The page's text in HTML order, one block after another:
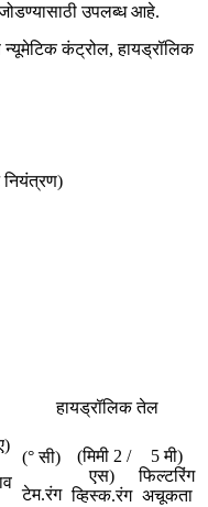
उपलब्ध आहे.
कंट्रोल, हायड्रॉलिक
नियंत्रण)
हायड्रॉलिक तेल
(° सी)
टेम.रंग
(मिमी 2 /
एस)
व्हिस्क.रंग
5 मी)
फिल्टरिंग
अचूकता